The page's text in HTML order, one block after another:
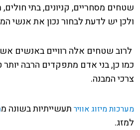
שטחים מסחריים, קניונים, בתי
ולכן יש לדעת לבחור נכון את אנשי
כמו כן, בני אדם מתפקדים הרבה
צרכי המבנה.
מערכות מיזוג אוויר תעשייתיות בשונה מ
למזג.